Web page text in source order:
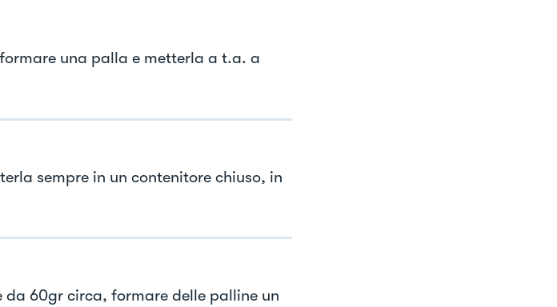
una palla e metterla a t.a. a
sempre in un contenitore chiuso, in
60gr circa, formare delle palline un